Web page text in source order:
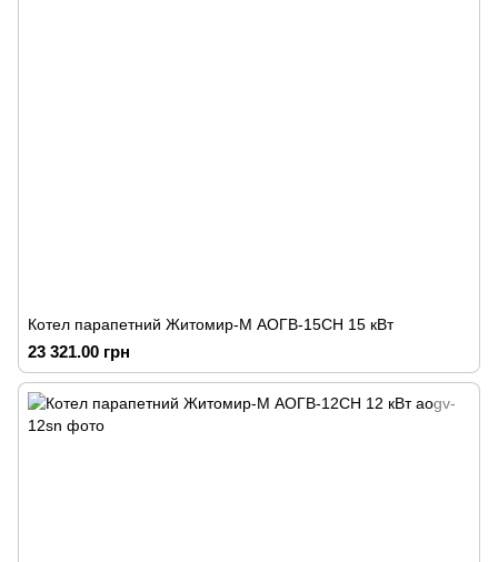
Котел парапетний Житомир-М АОГВ-15СН 15 кВт
23 321.00 грн